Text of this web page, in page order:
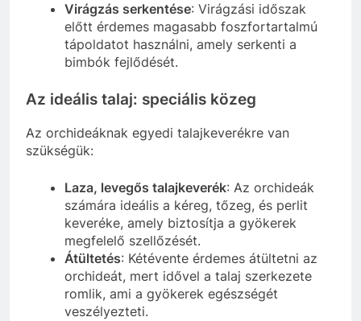
Virágzás serkentése: Virágzási időszak
előtt érdemes magasabb foszfortartalmú
tápoldatot használni, amely serkenti a
bimbók fejlődését.
Az ideális talaj: speciális közeg
Az orchideáknak egyedi talajkeverékre van
szükségük:
Laza, levegős talajkeverék: Az orchideák
számára ideális a kéreg, tőzeg, és perlit
keveréke, amely biztosítja a gyökerek
megfelelő szellőzését.
Átültetés: Kétévente érdemes átültetni az
orchideát, mert idővel a talaj szerkezete
romlik, ami a gyökerek egészségét
veszélyezteti.